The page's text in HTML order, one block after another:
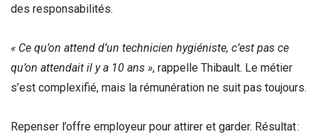
des responsabilités.
« Ce qu’on attend d’un technicien hygiéniste, c’est pas ce
qu’on attendait il y a 10 ans », rappelle Thibault. Le métier
s’est complexifié, mais la rémunération ne suit pas toujours.
Repenser l’offre employeur pour attirer et garder. Résultat :